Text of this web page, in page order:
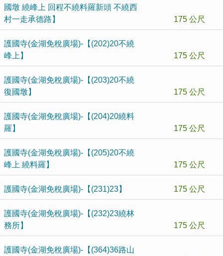
國墩 繞峰上 回程不繞料羅新頭 不繞西
村一走承德路】
175 公尺
護國寺(金湖免稅廣場)-【(202)20不繞
峰上】
175 公尺
護國寺(金湖免稅廣場)-【(203)20不繞
復國墩】
175 公尺
護國寺(金湖免稅廣場)-【(204)20繞料
羅】
175 公尺
護國寺(金湖免稅廣場)-【(205)20不繞
峰上 繞料羅】
175 公尺
護國寺(金湖免稅廣場)-【(231)23】 175 公尺
護國寺(金湖免稅廣場)-【(232)23繞林
務所】
175 公尺
護國寺(金湖免稅廣場)-【(364)36路山